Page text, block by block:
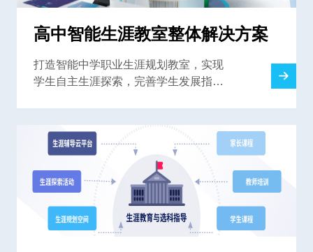
高中智能生涯教室整体解决方案
打造智能中学职业生涯规划教室，实现
学生自主生涯探索，完善学生发展指导